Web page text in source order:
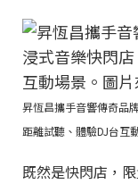
昇恆昌攜手音響傳奇品
距離試聽、體驗DJ台互
既然是快閃店，